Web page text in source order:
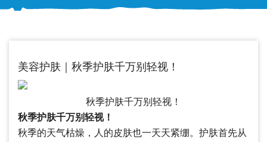
美容护肤｜秋季护肤千万别轻视！
秋季护肤千万别轻视！
秋季护肤千万别轻视！
秋季的天气枯燥，人的皮肤也一天天紧绷。护肤首先从